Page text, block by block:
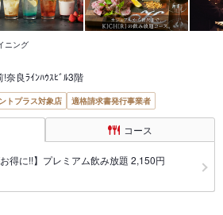
ニング
良ﾗｲﾝﾊｳｽﾋﾞﾙ3階
トプラス対象店 適格請求書発行事業者
コース
得に!!】プレミアム飲み放題 2,150円